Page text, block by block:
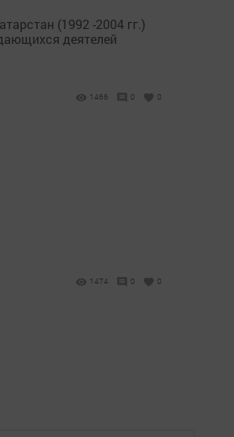
(1992 -2004 гг.)
деятелей
1466 0 0
1474 0 0